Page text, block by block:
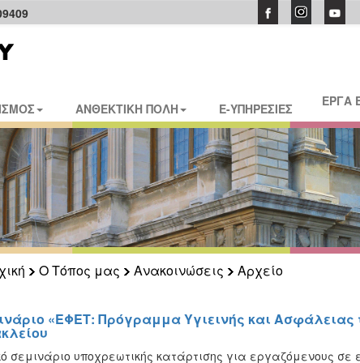
ΑΝΘΕΚΤΙΚΗ ΠΟΛΗ E-ΥΠΗΡΕΣΙΕΣ ΕΡΓΑ
Ο Τόπος μας Ανακοινώσεις Αρχείο
«ΕΦΕΤ: Πρόγραμμα Υγιεινής και Ασφάλειας
σεμινάριο υποχρεωτικής κατάρτισης για εργαζόμενους